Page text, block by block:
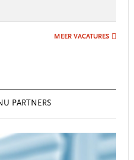
MEER VACATURES
PARTNERS